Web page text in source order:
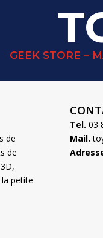
GEEK STORE –
de
de
petite
Tel. 03
Mail.